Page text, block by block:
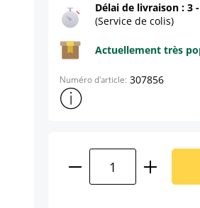
Délai de livraison : 3
(Service de colis)
Actuellement très
Numéro d'article: 307856
Afficher plus d'informations
Quantité de